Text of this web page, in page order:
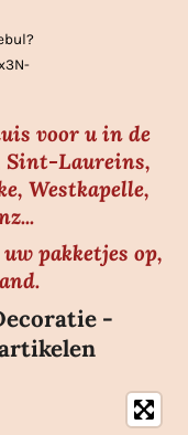
voor u in de
Sint-Laureins,
Westkapelle,
pakketjes op,
-